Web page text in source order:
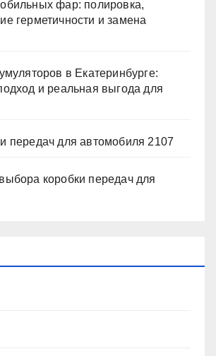
фар: полировка,
герметичности и замена
в Екатеринбурге:
и реальная выгода для
передач для автомобиля 2107
коробки передач для